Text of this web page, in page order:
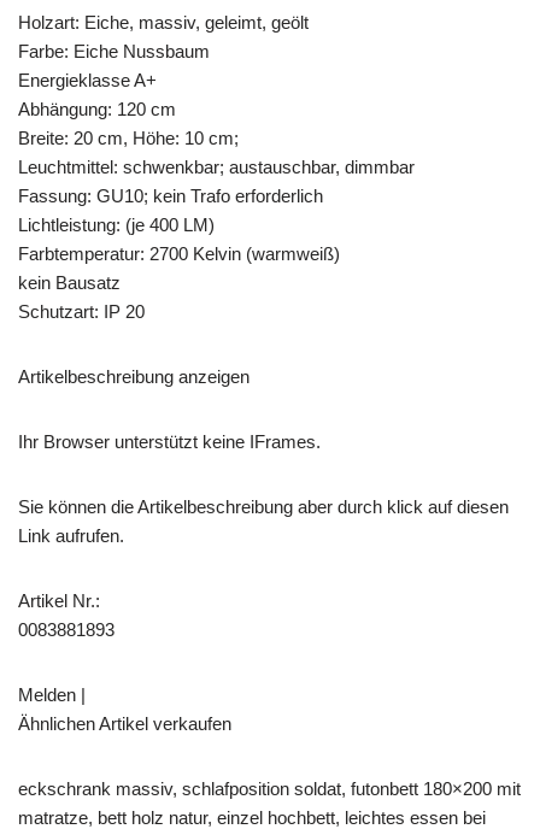
Holzart: Eiche, massiv, geleimt, geölt
Farbe: Eiche Nussbaum
Energieklasse A+
Abhängung: 120 cm
Breite: 20 cm, Höhe: 10 cm;
Leuchtmittel: schwenkbar; austauschbar, dimmbar
Fassung: GU10; kein Trafo erforderlich
Lichtleistung: (je 400 LM)
Farbtemperatur: 2700 Kelvin (warmweiß)
kein Bausatz
Schutzart: IP 20
Artikelbeschreibung anzeigen
Ihr Browser unterstützt keine IFrames.
Sie können die Artikelbeschreibung aber durch klick auf diesen
Link aufrufen.
Artikel Nr.:
0083881893
Melden |
Ähnlichen Artikel verkaufen
eckschrank massiv, schlafposition soldat, futonbett 180×200 mit
matratze, bett holz natur, einzel hochbett, leichtes essen bei